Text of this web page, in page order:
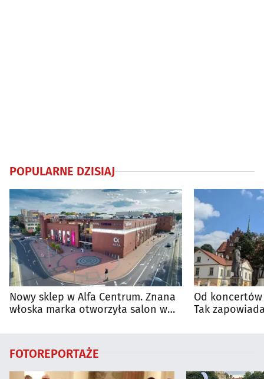
POPULARNE DZISIAJ
Nowy sklep w Alfa Centrum. Znana
włoska marka otworzyła salon w
Od
Tak
FOTOREPORTAŻE